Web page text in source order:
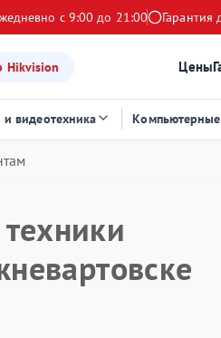
с 9:00 до 21:00 Гарантия
Hikvision Цены
и видеотехника